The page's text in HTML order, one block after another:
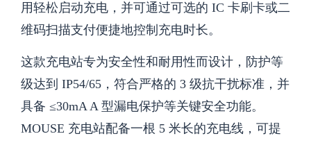
用轻松启动充电，并可通过可选的 IC 卡刷卡或二
维码扫描支付便捷地控制充电时长。
这款充电站专为安全性和耐用性而设计，防护等
级达到 IP54/65，符合严格的 3 级抗干扰标准，并
具备 ≤30mA A 型漏电保护等关键安全功能。
MOUSE 充电站配备一根 5 米长的充电线，可提